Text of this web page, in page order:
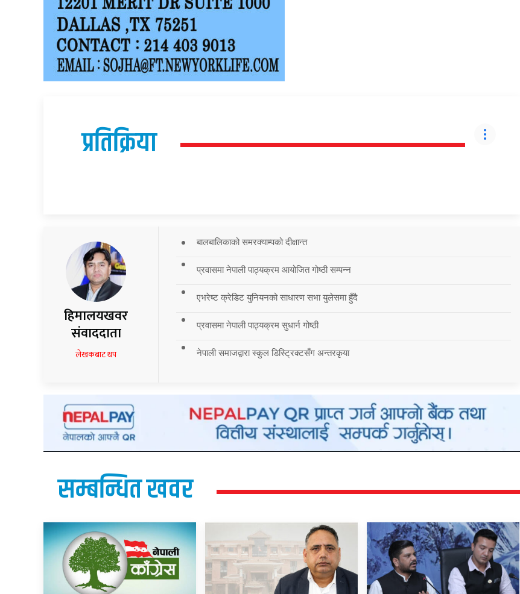
प्रतिक्रिया
हिमालयखवर
संवाददाता
लेखकबाट थप
बालबालिकाको समरक्याम्पको दीक्षान्त
प्रवासमा नेपाली पाठ्यक्रम आयोजित गोष्ठी सम्पन्न
एभरेष्ट क्रेडिट युनियनको साधारण सभा युलेसमा हुँदै
प्रवासमा नेपाली पाठ्यक्रम सुधार्न गोष्ठी
नेपाली समाजद्वारा स्कुल डिस्ट्रिक्टसँग अन्तरकृया
सम्बन्धित खवर